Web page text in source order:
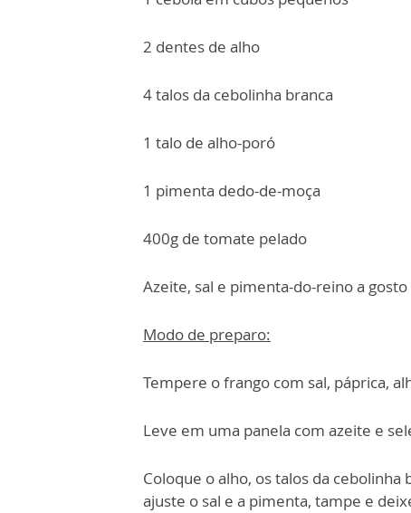
2 dentes de alho
4 talos da cebolinha branca
1 talo de alho-poró
1 pimenta dedo-de-moça
400g de tomate pelado
Azeite, sal e pimenta-do-reino a gosto
Modo de preparo:
Tempere o frango com sal, páprica,
Leve em uma panela com azeite e
Coloque o alho, os talos da
ajuste o sal e a pimenta, tampe e